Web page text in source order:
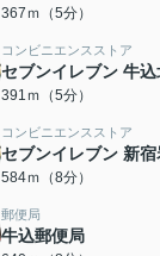
367ｍ（5分）
コンビニエンスストア
セブンイレブン 牛
391ｍ（5分）
コンビニエンスストア
セブンイレブン 新
584ｍ（8分）
郵便局
牛込郵便局